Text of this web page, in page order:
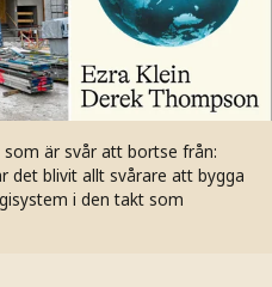
är svår att bortse från:
det blivit allt svårare att bygga
i den takt som